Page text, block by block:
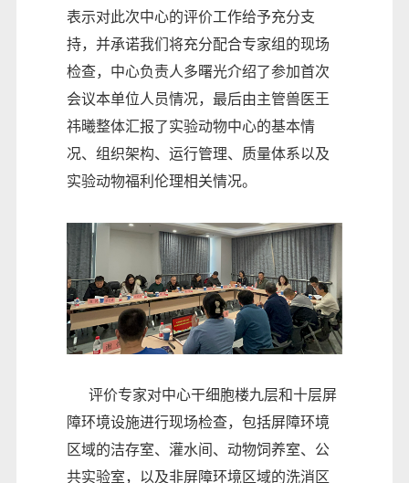
表示对此次中心的评价工作给予充分支
持，并承诺我们将充分配合专家组的现场
检查，中心负责人多曙光介绍了参加首次
会议本单位人员情况，最后由主管兽医王
祎曦整体汇报了实验动物中心的基本情
况、组织架构、运行管理、质量体系以及
实验动物福利伦理相关情况。
评价专家对中心干细胞楼九层和十层屏
障环境设施进行现场检查，包括屏障环境
区域的洁存室、灌水间、动物饲养室、公
共实验室，以及非屏障环境区域的洗消区